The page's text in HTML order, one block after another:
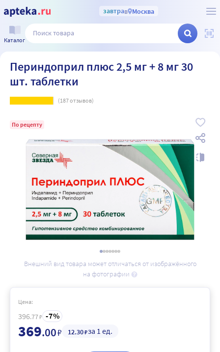
завтрав Москва
Каталог
Периндоприл плюс 2,5 мг + 8 мг 30
шт. таблетки
(187отзывов)
По рецепту
Внешний вид товара может отличаться от изображённого
на фотографии
Цена:
396.77₽ 7
369.00₽ 12.30₽за 1 ед.